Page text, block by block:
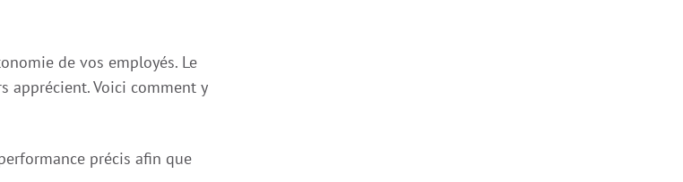
de vos employés. Le
Voici comment y
précis afin que